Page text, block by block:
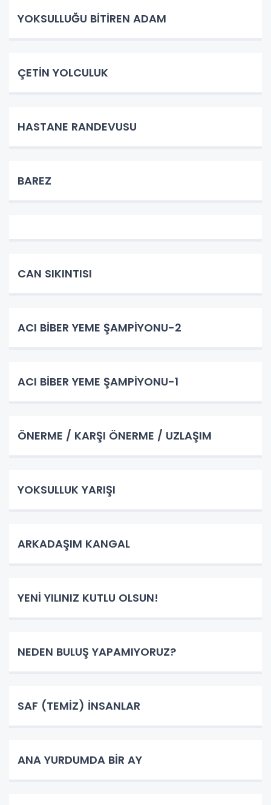
YOKSULLUĞU BİTİREN ADAM
ÇETİN YOLCULUK
HASTANE RANDEVUSU
BAREZ
CAN SIKINTISI
ACI BİBER YEME ŞAMPİYONU-2
ACI BİBER YEME ŞAMPİYONU-1
ÖNERME / KARŞI ÖNERME / UZLAŞIM
YOKSULLUK YARIŞI
ARKADAŞIM KANGAL
YENİ YILINIZ KUTLU OLSUN!
NEDEN BULUŞ YAPAMIYORUZ?
SAF (TEMİZ) İNSANLAR
ANA YURDUMDA BİR AY